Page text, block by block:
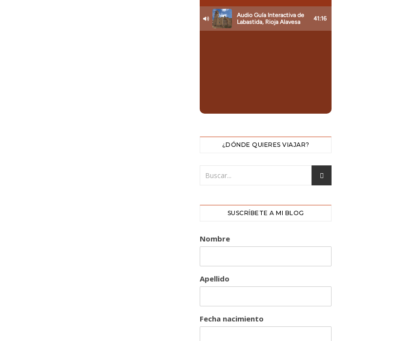
¿DÓNDE QUIERES VIAJAR?
SUSCRÍBETE A MI BLOG
Nombre
Apellido
Fecha nacimiento